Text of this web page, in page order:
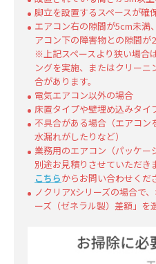
脚立を設置するスペースが確
エアコン右の隙間が5cm未満
アコン下の障害物との隙間が
※上記スペースより狭い場合
ングを実施、またはクリー
合があります。
電気エアコン以外の場合
床置タイプや壁埋め込みタイ
不具合がある場合（エアコン
水漏れがしたりなど）
業務用のエアコン（パッケー
別途お見積りさせていただき
こちらからお問い合わせくだ
ノクリアXシリーズの場合で
ーズ（ゼネラル製）差額」を